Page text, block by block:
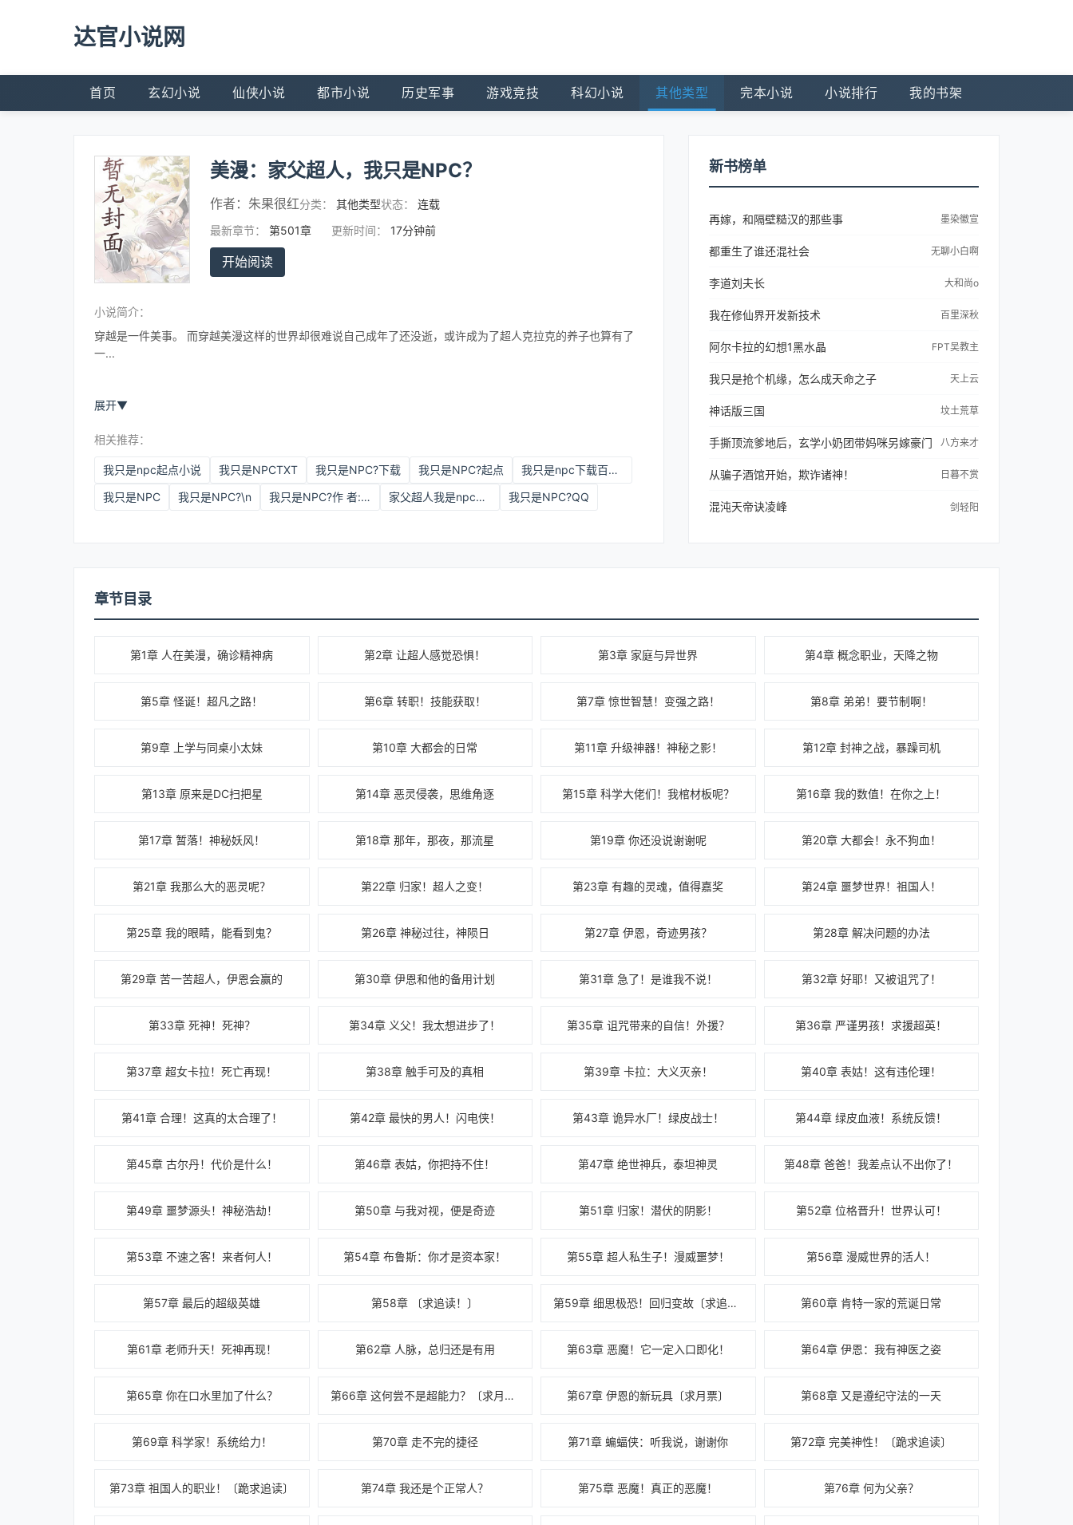
达官小说网
首页 玄幻小说 仙侠小说 都市小说 历史军事 游戏竞技 科幻小说 其他类型 完本小说 小说排行 我的书架
美漫：家父超人，我只是NPC？
作者： 朱果很红分类： 其他类型状态：
连载
最新章节：
第501章 更新时间： 17分钟前
开始阅读
小说简介：
穿越是一件美事。 而穿越美漫这样的世界却很难说自己成年了还没逝，或许成为了超人克拉克的养子也算有了
一...
展开▼
相关推荐：
我只是npc起点小说 我只是NPCTXT 我只是NPC?下载 我只是NPC?起点
我只是npc下载百度云
我只是NPC
我只是NPC?\n 我只是NPC?作 者:朱果很红 家父超人我是npc免费阅读 我只是NPC?QQ
新书榜单
再嫁，和隔壁糙汉的那些事 墨染徽宣
都重生了谁还混社会 无聊小白啊
李道刘夫长 大和尚o
我在修仙界开发新技术 百里深秋
阿尔卡拉的幻想1黑水晶 FPT吴教主
我只是抢个机缘，怎么成天命之子 天上云
神话版三国 坟土荒草
手撕顶流爹地后，玄学小奶团带妈咪另嫁豪门 八方来才
从骗子酒馆开始，欺诈诸神！ 日暮不赏
混沌天帝诀凌峰 剑轻阳
章节目录
第1章 人在美漫，确诊精神病 第2章 让超人感觉恐惧！ 第3章 家庭与异世界 第4章 概念职业，天降之物
第5章 怪诞！超凡之路！ 第6章 转职！技能获取！ 第7章 惊世智慧！变强之路！ 第8章 弟弟！要节制啊！
第9章 上学与同桌小太妹 第10章 大都会的日常 第11章 升级神器！神秘之影！ 第12章 封神之战，暴躁司机
第13章 原来是DC扫把星 第14章 恶灵侵袭，思维角逐 第15章 科学大佬们！我棺材板呢？ 第16章 我的数值！在你之上！
第17章 暂落！神秘妖风！ 第18章 那年，那夜，那流星 第19章 你还没说谢谢呢 第20章 大都会！永不狗血！
第21章 我那么大的恶灵呢？ 第22章 归家！超人之变！ 第23章 有趣的灵魂，值得嘉奖 第24章 噩梦世界！祖国人！
第25章 我的眼睛，能看到鬼？ 第26章 神秘过往，神陨日 第27章 伊恩，奇迹男孩？ 第28章 解决问题的办法
第29章 苦一苦超人，伊恩会赢的 第30章 伊恩和他的备用计划 第31章 急了！是谁我不说！ 第32章 好耶！又被诅咒了！
第33章 死神！死神？ 第34章 义父！我太想进步了！ 第35章 诅咒带来的自信！外援？ 第36章 严谨男孩！求援超英！
第37章 超女卡拉！死亡再现！ 第38章 触手可及的真相 第39章 卡拉：大义灭亲！ 第40章 表姑！这有违伦理！
第41章 合理！这真的太合理了！ 第42章 最快的男人！闪电侠！ 第43章 诡异水厂！绿皮战士！ 第44章 绿皮血液！系统反馈！
第45章 古尔丹！代价是什么！ 第46章 表姑，你把持不住！ 第47章 绝世神兵，泰坦神灵 第48章 爸爸！我差点认不出你了！
第49章 噩梦源头！神秘浩劫！ 第50章 与我对视，便是奇迹 第51章 归家！潜伏的阴影！ 第52章 位格晋升！世界认可！
第53章 不速之客！来者何人！ 第54章 布鲁斯：你才是资本家！ 第55章 超人私生子！漫威噩梦！ 第56章 漫威世界的活人！
第57章 最后的超级英雄 第58章 〔求追读！〕 第59章 细思极恐！回归变故〔求追读！〕 第60章 肯特一家的荒诞日常
第61章 老师升天！死神再现！ 第62章 人脉，总归还是有用 第63章 恶魔！它一定入口即化！ 第64章 伊恩：我有神医之姿
第65章 你在口水里加了什么？ 第66章 这何尝不是超能力？〔求月票〕 第67章 伊恩的新玩具〔求月票〕 第68章 又是遵纪守法的一天
第69章 科学家！系统给力！ 第70章 走不完的捷径 第71章 蝙蝠侠：听我说，谢谢你 第72章 完美神性！〔跪求追读〕
第73章 祖国人的职业！〔跪求追读〕 第74章 我还是个正常人？ 第75章 恶魔！真正的恶魔！ 第76章 何为父亲？